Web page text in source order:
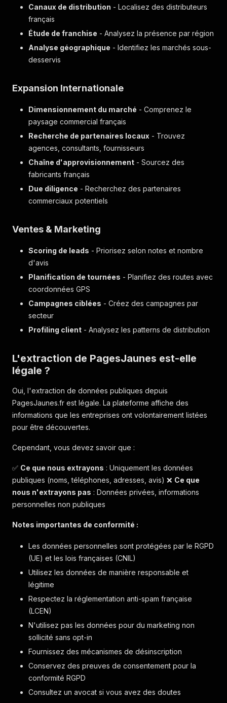
Canaux de distribution - Localisez des distributeurs
français
Étude de franchise - Analysez la présence par région
Analyse géographique - Identifiez les marchés sous-
desservis
Expansion Internationale
Dimensionnement du marché - Comprenez le
paysage commercial français
Recherche de partenaires locaux - Trouvez
agences, consultants, fournisseurs
Chaîne d'approvisionnement - Sourcez des
fabricants français
Due diligence - Recherchez des partenaires
commerciaux potentiels
Ventes & Marketing
Scoring de leads - Priorisez selon notes et nombre
d'avis
Planification de tournées - Planifiez des routes avec
coordonnées GPS
Campagnes ciblées - Créez des campagnes par
secteur
Profiling client - Analysez les patterns de distribution
L'extraction de PagesJaunes est-elle
légale ?
Oui, l'extraction de données publiques depuis
PagesJaunes.fr est légale. La plateforme affiche des
informations que les entreprises ont volontairement listées
pour être découvertes.
Cependant, vous devez savoir que :
✅ Ce que nous extrayons : Uniquement les données
publiques (noms, téléphones, adresses, avis) ❌ Ce que
nous n'extrayons pas : Données privées, informations
personnelles non publiques
Notes importantes de conformité :
Les données personnelles sont protégées par le RGPD
(UE) et les lois françaises (CNIL)
Utilisez les données de manière responsable et
légitime
Respectez la réglementation anti-spam française
(LCEN)
N'utilisez pas les données pour du marketing non
sollicité sans opt-in
Fournissez des mécanismes de désinscription
Conservez des preuves de consentement pour la
conformité RGPD
Consultez un avocat si vous avez des doutes